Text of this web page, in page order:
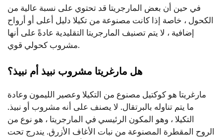
في حين أن بعض المارجريتا قد تحتوي على نسبة عالية من
الكحول ، خاصة إذا كانت مصنوعة من تكيلا دليل أعلى أو أرواح
إضافية ، لا يتم تصنيف المارجريتا التقليدية عادةً على أنها
مشروب كحولي قوي.
هل مارغريتا مشروب نبيذ أم نبيذ؟
مارغريتا هو كوكتيل مصنوع من التكيلا وعصير الليمون وعادة
ما يتم تناوله بالبرتقال. لا يصنف على أنه مشروب أو نبيذ.
التكيلا ، وهو المكون الرئيسي في المارجريتا ، هو نوع من
الروح المقطرة المصنوعة من نبات الأغاف الأزرق. يندرج تحت